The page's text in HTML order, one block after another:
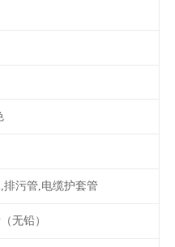
排污管,电缆护套管
无铅）